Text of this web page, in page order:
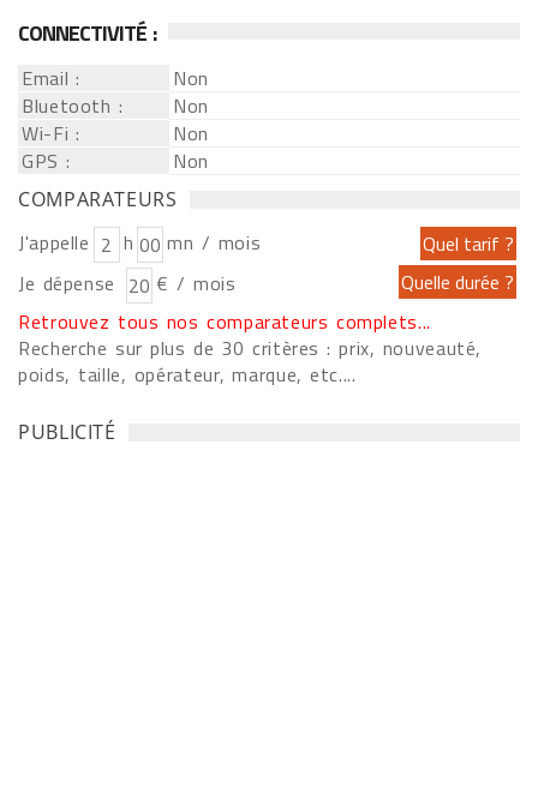
CONNECTIVITÉ :
Email :
Non
Bluetooth :
Non
Wi-Fi :
Non
GPS :
Non
COMPARATEURS
J'appelle h
mn / mois
Je dépense
€ / mois
Retrouvez tous nos comparateurs complets...
Recherche sur plus de 30 critères : prix, nouveauté,
poids, taille, opérateur, marque, etc....
PUBLICITÉ